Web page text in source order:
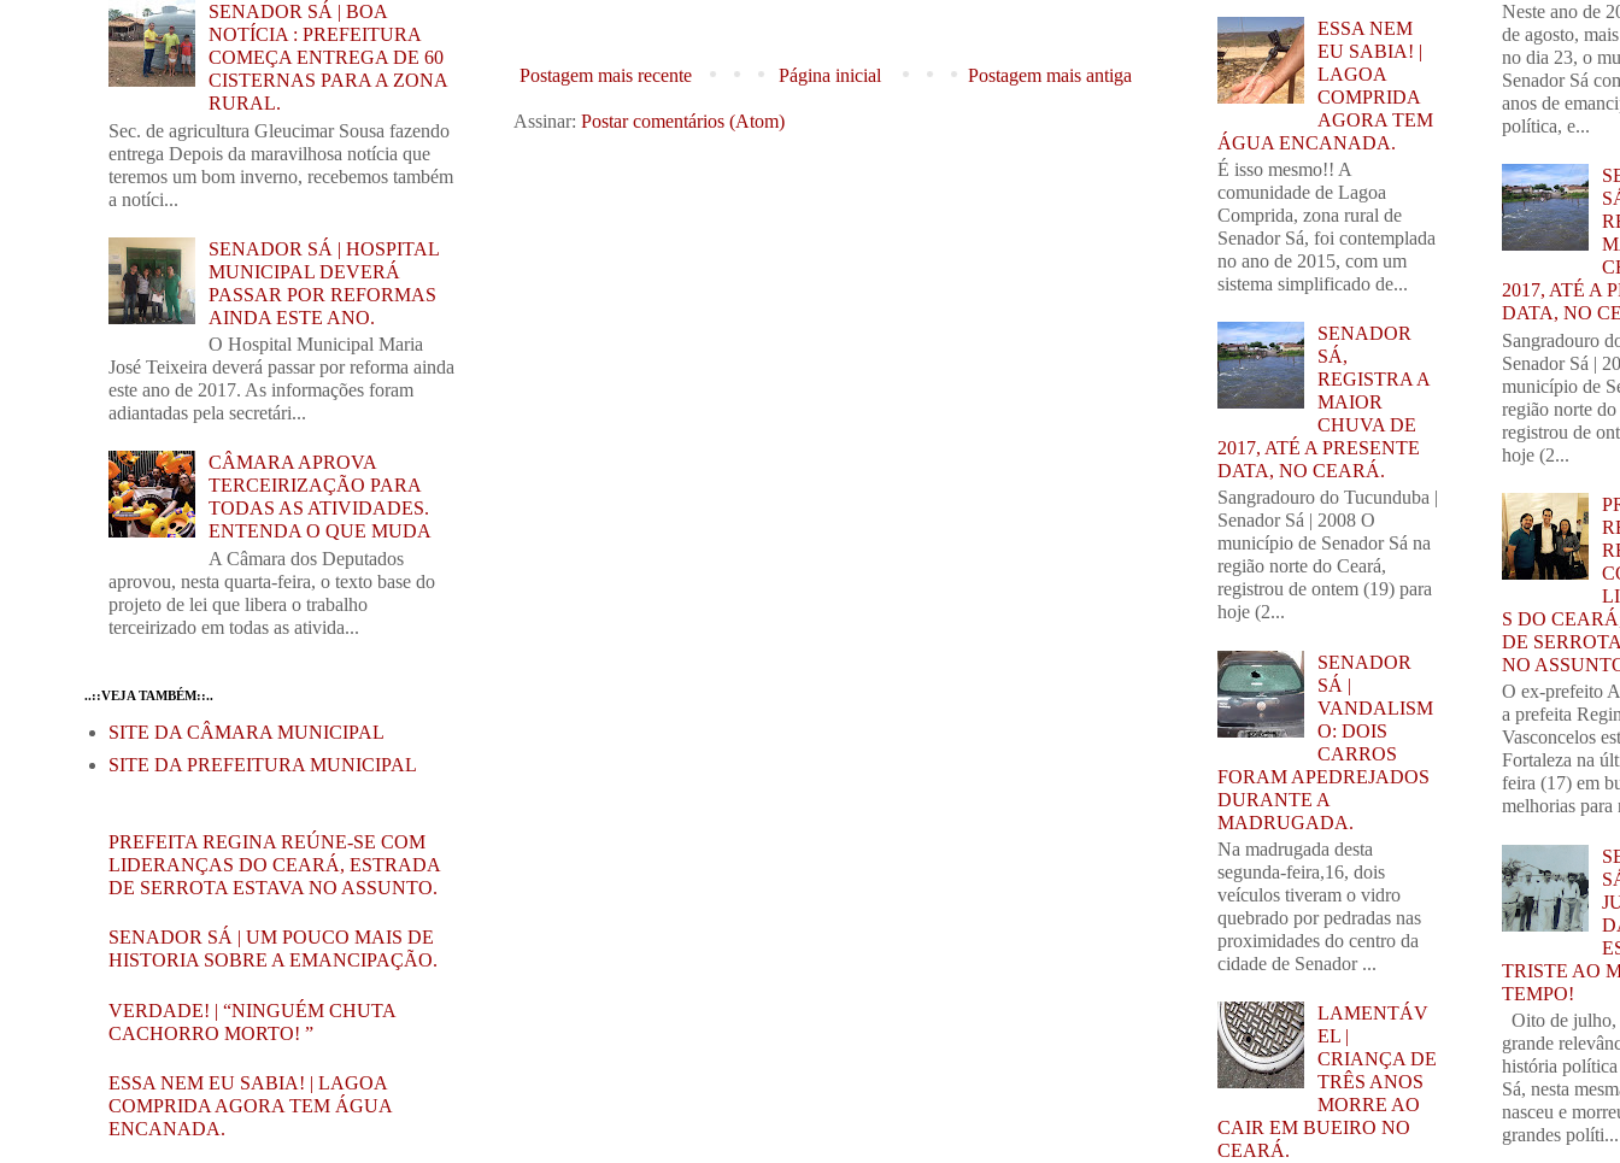
Postagem mais recente Postagem mais antiga
Página inicial
Assinar: Postar comentários (Atom)
SENADOR SÁ | BOA
NOTÍCIA : PREFEITURA
COMEÇA ENTREGA DE 60
CISTERNAS PARA A ZONA
RURAL.
Sec. de agricultura Gleucimar Sousa fazendo
entrega Depois da maravilhosa notícia que
teremos um bom inverno, recebemos também
a notíci...
SENADOR SÁ | HOSPITAL
MUNICIPAL DEVERÁ
PASSAR POR REFORMAS
AINDA ESTE ANO.
O Hospital Municipal Maria
José Teixeira deverá passar por reforma ainda
este ano de 2017. As informações foram
adiantadas pela secretári...
CÂMARA APROVA
TERCEIRIZAÇÃO PARA
TODAS AS ATIVIDADES.
ENTENDA O QUE MUDA
A Câmara dos Deputados
aprovou, nesta quarta-feira, o texto base do
projeto de lei que libera o trabalho
terceirizado em todas as ativida...
..::VEJA TAMBÉM::..
SITE DA CÂMARA MUNICIPAL
SITE DA PREFEITURA MUNICIPAL
PREFEITA REGINA REÚNE-SE COM
LIDERANÇAS DO CEARÁ, ESTRADA
DE SERROTA ESTAVA NO ASSUNTO.
SENADOR SÁ | UM POUCO MAIS DE
HISTORIA SOBRE A EMANCIPAÇÃO.
VERDADE! | “NINGUÉM CHUTA
CACHORRO MORTO! ”
ESSA NEM EU SABIA! | LAGOA
COMPRIDA AGORA TEM ÁGUA
ENCANADA.
ESSA NEM
EU SABIA! |
LAGOA
COMPRIDA
AGORA TEM
ÁGUA ENCANADA.
É isso mesmo!! A
comunidade de Lagoa
Comprida, zona rural de
Senador Sá, foi contemplada
no ano de 2015, com um
sistema simplificado de...
SENADOR
SÁ,
REGISTRA A
MAIOR
CHUVA DE
2017, ATÉ A PRESENTE
DATA, NO CEARÁ.
Sangradouro do Tucunduba |
Senador Sá | 2008 O
município de Senador Sá na
região norte do Ceará,
registrou de ontem (19) para
hoje (2...
SENADOR
SÁ |
VANDALISM
O: DOIS
CARROS
FORAM APEDREJADOS
DURANTE A
MADRUGADA.
Na madrugada desta
segunda-feira,16, dois
veículos tiveram o vidro
quebrado por pedradas nas
proximidades do centro da
cidade de Senador ...
LAMENTÁV
EL |
CRIANÇA DE
TRÊS ANOS
MORRE AO
CAIR EM BUEIRO NO
CEARÁ.
Neste ano de
de agosto,
no dia 23, o
Senador Sá
anos de
política, e...
2017, ATÉ A
DATA, NO
Sangradouro
Senador Sá |
município de
região norte do
registrou de
hoje (2...
S DO
DE
NO
O ex-prefeito
a prefeita
Vasconcelos
Fortaleza na
feira (17) em
melhorias para
TRISTE AO
TEMPO!
Oito de julho,
grande
história
Sá, nesta
nasceu e
grandes políti...